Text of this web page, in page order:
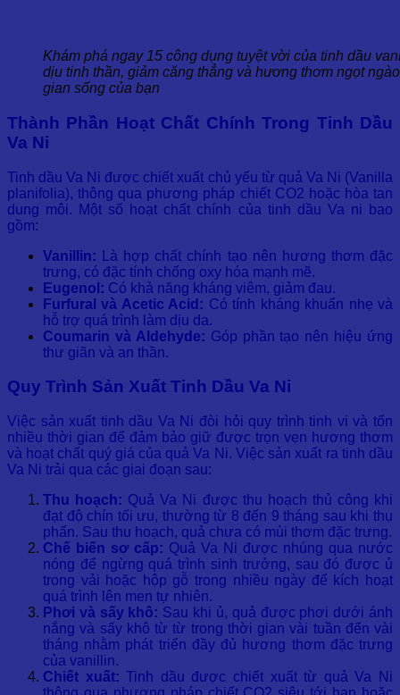
Khám phá ngay 15 công dụng tuyệt vời của tinh dầu
dịu tinh thần, giảm căng thẳng và hương thơm ngọt
gian sống của bạn
Thành Phần Hoạt Chất Chính Trong Tinh Dầu
Va Ni
Tinh dầu Va Ni được chiết xuất chủ yếu từ quả Va Ni (Vanilla
planifolia), thông qua phương pháp chiết CO2 hoặc hòa tan
dung môi. Một số hoạt chất chính của tinh dầu Va ni bao
gồm:
Vanillin: Là hợp chất chính tạo nên hương thơm đặc
trưng, có đặc tính chống oxy hóa mạnh mẽ.
Eugenol: Có khả năng kháng viêm, giảm đau.
Furfural và Acetic Acid: Có tính kháng khuẩn nhẹ và
hỗ trợ quá trình làm dịu da.
Coumarin và Aldehyde: Góp phần tạo nên hiệu ứng
thư giãn và an thần.
Quy Trình Sản Xuất Tinh Dầu Va Ni
Việc sản xuất tinh dầu Va Ni đòi hỏi quy trình tinh vi và tốn
nhiều thời gian để đảm bảo giữ được trọn vẹn hương thơm
và hoạt chất quý giá của quả Va Ni. Việc sản xuất ra tinh dầu
Va Ni trải qua các giai đoạn sau:
Thu hoạch: Quả Va Ni được thu hoạch thủ công khi
đạt độ chín tối ưu, thường từ 8 đến 9 tháng sau khi thụ
phấn. Sau thu hoạch, quả chưa có mùi thơm đặc trưng.
Chế biến sơ cấp: Quả Va Ni được nhúng qua nước
nóng để ngừng quá trình sinh trưởng, sau đó được ủ
trong vải hoặc hộp gỗ trong nhiều ngày để kích hoạt
quá trình lên men tự nhiên.
Phơi và sấy khô: Sau khi ủ, quả được phơi dưới ánh
nắng và sấy khô từ từ trong thời gian vài tuần đến vài
tháng nhằm phát triển đầy đủ hương thơm đặc trưng
của vanillin.
Chiết xuất: Tinh dầu được chiết xuất từ quả Va Ni